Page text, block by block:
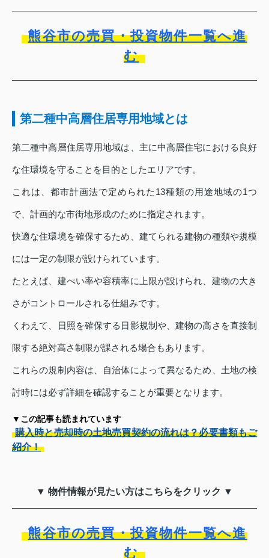
熊谷市の売買・投資物件一覧へ進
む
第二種中高層住居専用地域とは
第二種中高層住居専用地域は、主に中高層住宅における良好
な住環境を守ることを目的としたエリアです。
これは、都市計画法で定められた13種類の用途地域の1つ
で、計画的な市街地形成のために指定されます。
快適な住環境を確保するため、建てられる建物の種類や規模
には一定の制限が設けられています。
たとえば、建ぺい率や容積率に上限が設けられ、建物の大き
さがコントロールされる仕組みです。
くわえて、日照を確保する日影規制や、建物の高さを直接制
限する絶対高さ制限が課される場合もあります。
これらの規制内容は、自治体によって異なるため、土地の検
討時には必ず詳細を確認することが重要となります。
▼この記事も読まれています
購入時と売却時の土地売買契約の流れは？必要書類もご
紹介！
▼ 物件情報が見たい方はこちらをクリック ▼
熊谷市の売買・投資物件一覧へ進
む